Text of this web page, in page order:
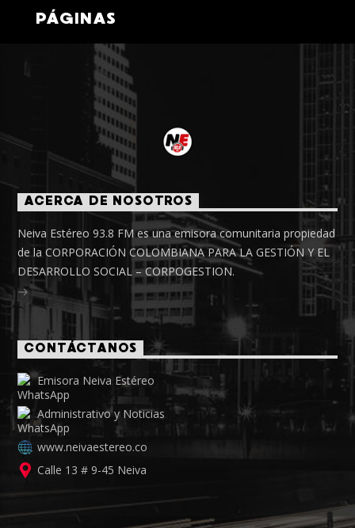
PÁGINAS
ACERCA DE NOSOTROS
Neiva Estéreo 93.8 FM es una emisora comunitaria propiedad
de la CORPORACIÓN COLOMBIANA PARA LA GESTIÓN Y EL
DESARROLLO SOCIAL – CORPOGESTION.
CONTÁCTANOS
Emisora Neiva Estéreo
Administrativo y Noticias
www.neivaestereo.co
Calle 13 # 9-45 Neiva